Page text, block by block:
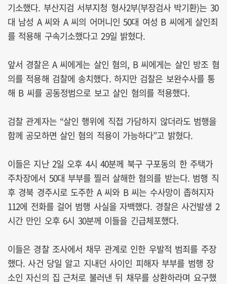
기소했다. 부산지검 서부지청 형사2부(부장검사 박기환)는 30
대 남성 A 씨와 A 씨의 어머니인 50대 여성 B 씨에게 살인죄
를 적용해 구속기소했다고 29일 밝혔다.
앞서 경찰은 A 씨에게는 살인 혐의, B 씨에게는 살인 방조 혐
의를 적용해 검찰에 송치했다. 하지만 검찰은 보완수사를 통
해 B 씨를 공동정범으로 보고 살인 혐의를 적용했다.
검찰 관계자는 “살인 행위에 직접 가담하지 않더라도 범행을
함께 공모하면 살인 혐의 적용이 가능하다”고 밝혔다.
이들은 지난 2일 오후 4시 40분께 북구 구포동의 한 주택가
주차장에서 50대 부부를 찔러 살해한 혐의를 받는다. 범행 직
후 경북 경주시로 도주한 A 씨와 B 씨는 수사망이 좁혀지자
112에 전화를 걸어 범행 사실을 자백했다. 경찰은 사건발생 2
시간 만인 오후 6시 30분께 이들을 긴급체포했다.
이들은 경찰 조사에서 채무 관계로 인한 우발적 범죄를 주장
했다. 사건 당일 알고 지내던 사이인 피해자 부부를 범행 장
소인 자신의 집 근처로 불러낸 뒤 채무를 상환하라며 요구했